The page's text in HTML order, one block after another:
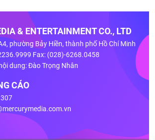
& ENTERTAINMENT CO., LTD
phường Bảy Hiền, thành phố Hồ Chí Minh
Fax: (028)-6268.0458
dung: Đào Trọng Nhân
CÁO